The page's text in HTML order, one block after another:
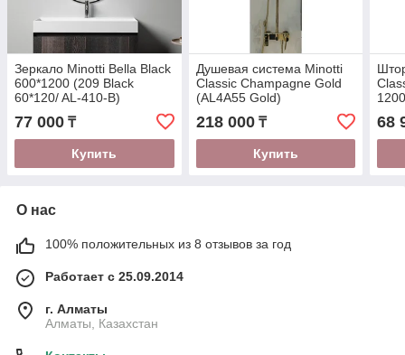
Зеркало Minotti Bella Black
600*1200 (209 Black
60*120/ AL-410-B)
77 000 ₸
Купить
Душевая система Minotti
Classic Champagne Gold
(AL4A55 Gold)
218 000₸
Купить
68
О нас
100% положительных из 8 отзывов за год
Работает с 25.09.2014
г. Алматы
Алматы, Казахстан